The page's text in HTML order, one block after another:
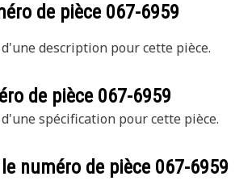
de pièce 067-6959
description pour cette pièce.
de pièce 067-6959
spécification pour cette pièce.
numéro de pièce 067-6959